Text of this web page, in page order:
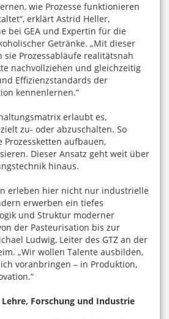
wie Prozesse funktionieren
erklärt Astrid Heller,
bei GEA und Expertin für die
Getränke. „Mit dieser
sie Prozessabläufe realitätsnah
nachvollziehen und gleichzeitig
Effizienzstandards der
kennenlernen.“
erlaubt es,
zu- oder abzuschalten. So
Prozessketten aufbauen,
Dieser Ansatz geht weit über
hinaus.
erleben hier nicht nur industrielle
erwerben ein tiefes
und Struktur moderner
der Pasteurisation bis zur
Ludwig, Leiter des GTZ an der
„Wir wollen Talente ausbilden,
voranbringen – in Produktion,
Forschung und Industrie